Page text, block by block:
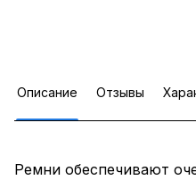
Описание Отзывы
Ремни обеспечивают